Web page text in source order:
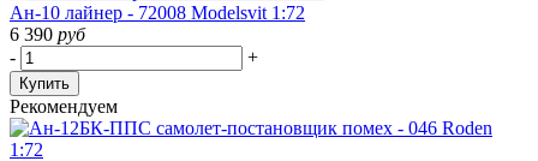
Ан-10 лайнер - 72008 Modelsvit 1:72
6 390 руб
-
+
Купить
Рекомендуем